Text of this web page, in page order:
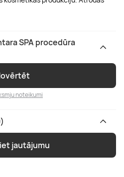
SPA procedūra
noteikumi
jautājumu